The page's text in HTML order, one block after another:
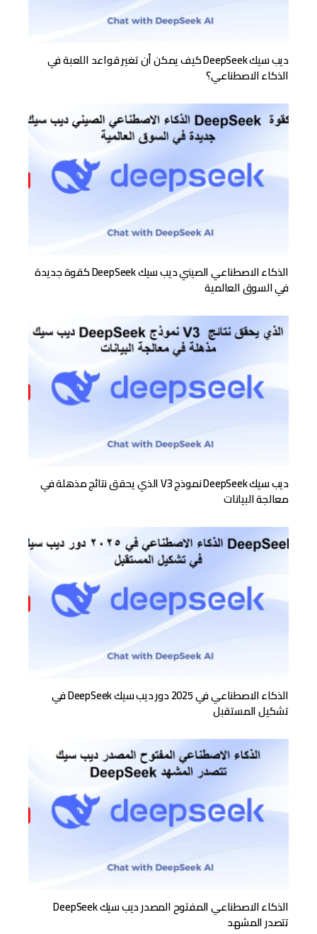
ديب سيك DeepSeek كيف يمكن أن تغير قواعد اللعبة في
الذكاء الاصطناعي؟
الذكاء الاصطناعي الصيني ديب سيك DeepSeek كقوة جديدة
في السوق العالمية
ديب سيك DeepSeek نموذج V3 الذي يحقق نتائج مذهلة في
معالجة البيانات
الذكاء الاصطناعي في 2025 دور ديب سيك DeepSeek في
تشكيل المستقبل
الذكاء الاصطناعي المفتوح المصدر ديب سيك DeepSeek
تتصدر المشهد